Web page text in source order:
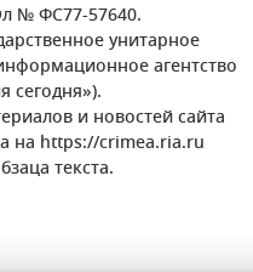
№ ФС77-57640.
унитарное
агентство
сегодня»).
и новостей сайта
на https://crimea.ria.ru
текста.